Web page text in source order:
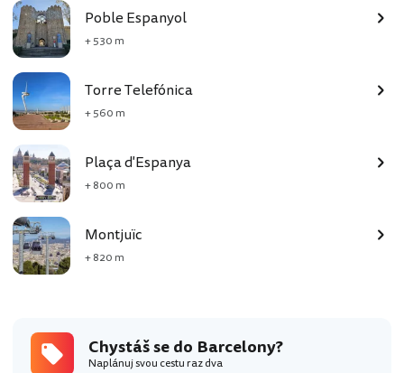
Poble Espanyol
+ 530 m
Torre Telefónica
+ 560 m
Plaça d'Espanya
+ 800 m
Montjuïc
+ 820 m
Chystáš se do Barcelony?
Naplánuj svou cestu raz dva